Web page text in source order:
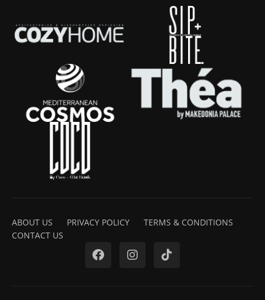
ABOUT US PRIVACY POLICY
TERMS & CONDITIONS
CONTACT US